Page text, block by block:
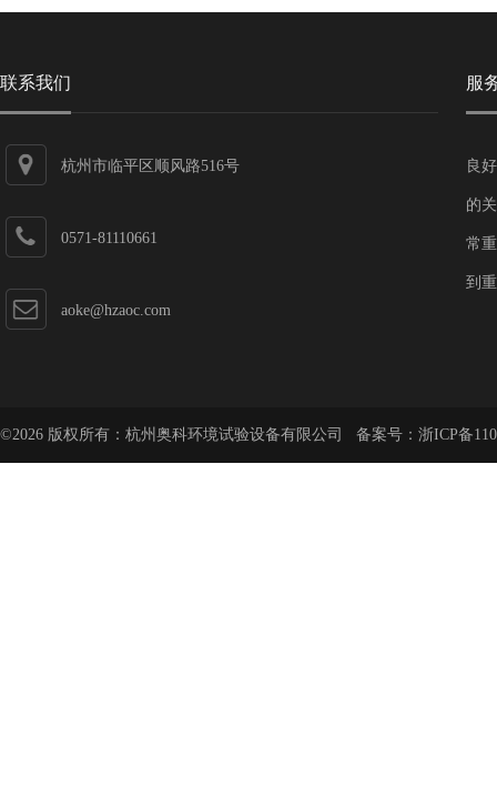
联系我们
杭州市临平区顺风路516号
0571-81110661
aoke@hzaoc.com
服
良
的
常
到
©2026 版权所有：杭州奥科环境试验设备有限公司 备案号： 浙ICP备